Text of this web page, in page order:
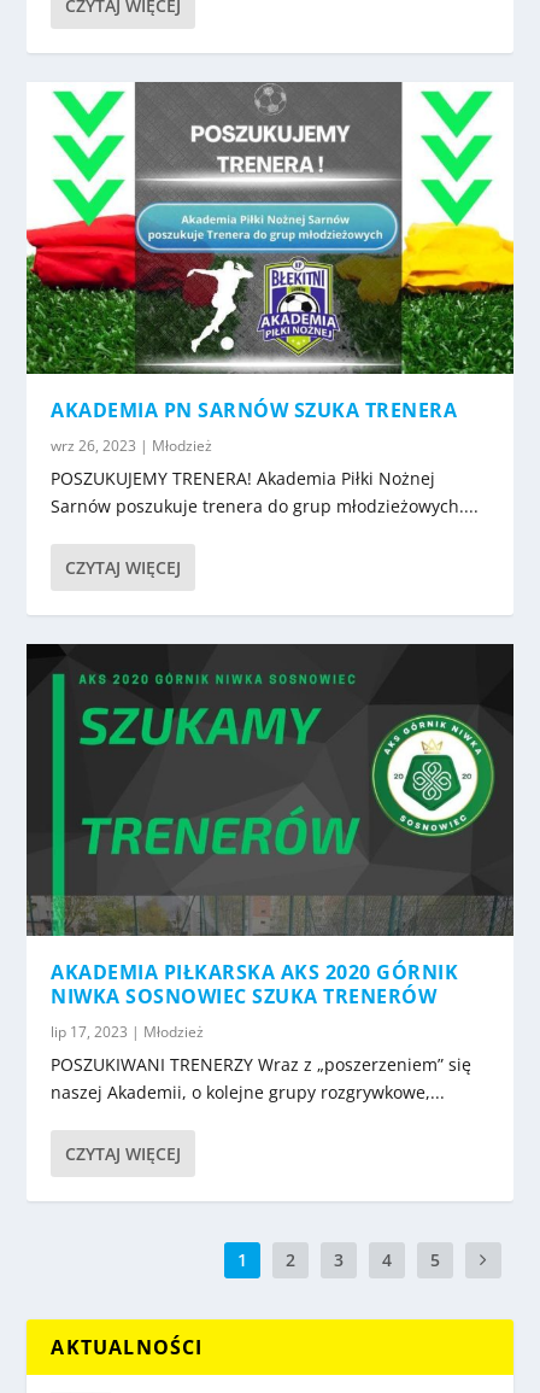
CZYTAJ WIĘCEJ
AKADEMIA PN SARNÓW SZUKA TRENERA
wrz 26, 2023 | Młodzież
POSZUKUJEMY TRENERA! Akademia Piłki Nożnej
Sarnów poszukuje trenera do grup młodzieżowych....
CZYTAJ WIĘCEJ
AKADEMIA PIŁKARSKA AKS 2020 GÓRNIK
NIWKA SOSNOWIEC SZUKA TRENERÓW
lip 17, 2023 | Młodzież
POSZUKIWANI TRENERZY Wraz z „poszerzeniem” się
naszej Akademii, o kolejne grupy rozgrywkowe,...
CZYTAJ WIĘCEJ
1 2 3 4 5
AKTUALNOŚCI